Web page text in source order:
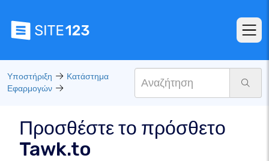
Υποστήριξη
Κατάστημα
Εφαρμογών
Προσθέστε το πρόσθετο
Tawk.to